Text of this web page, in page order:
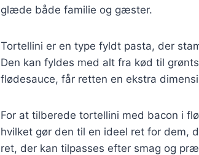
glæde både familie og gæster.
Tortellini er en type fyldt pasta, der
Den kan fyldes med alt fra kød til
flødesauce, får retten en ekstra
For at tilberede tortellini med bacon i
hvilket gør den til en ideel ret for dem,
ret, der kan tilpasses efter smag og